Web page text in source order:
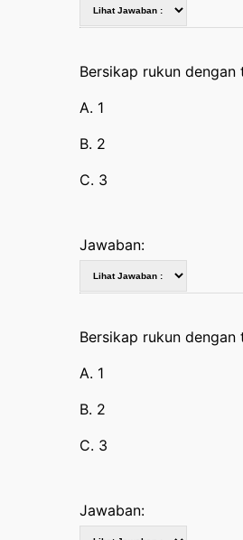
Bersikap rukun
A. 1
B. 2
C. 3
Jawaban:
Bersikap rukun
A. 1
B. 2
C. 3
Jawaban: